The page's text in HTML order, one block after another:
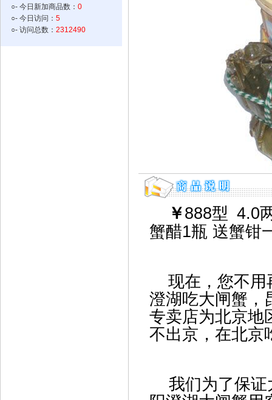
○- 今日新加商品数： 0
○- 今日访问： 5
○- 访问总数： 2312490
￥888型 4.0
蟹醋1瓶 送蟹钳
现在，您不
澄湖吃大闸蟹，
专卖店为北京地
不出京，在北京
我们为了保证